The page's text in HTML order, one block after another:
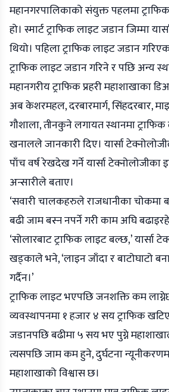
महानगरपालिकाको संयुक्त पहलमा
हो। स्मार्ट ट्राफिक लाइट जडान जिम्मा
थियो। पहिला ट्राफिक लाइट जडान
ट्राफिक लाइट जडान गरिने र पछि अन्य
महानगरीय ट्राफिक प्रहरी महाशाखाका
अब केशरमहल, दरबारमार्ग, सिंहदरबार,
गौशाला, तीनकुने लगायत स्थानमा
खनालले जानकारी दिए। यार्सा
पाँच वर्ष रेखदेख गर्ने यार्सा टेक्नोलोजीका
अन्सारीले बताए।
‘सवारी चालकहरुले राजधानीका चोकमा
बढी जाम बस्न नपर्ने गरी काम अघि
‘सोलारबाट ट्राफिक लाइट बल्छ,’ यार्सा
खड्काले भने, ‘लाइन जाँदा र बाटोघाटो
गर्दैन।’
ट्राफिक लाइट भएपछि जनशक्ति कम
व्यवस्थापनमा १ हजार ४ सय ट्राफिक
जडानपछि बढीमा ५ सय भए पुग्ने
त्यसपछि जाम कम हुने, दुर्घटना
महाशाखाको विश्वास छ।